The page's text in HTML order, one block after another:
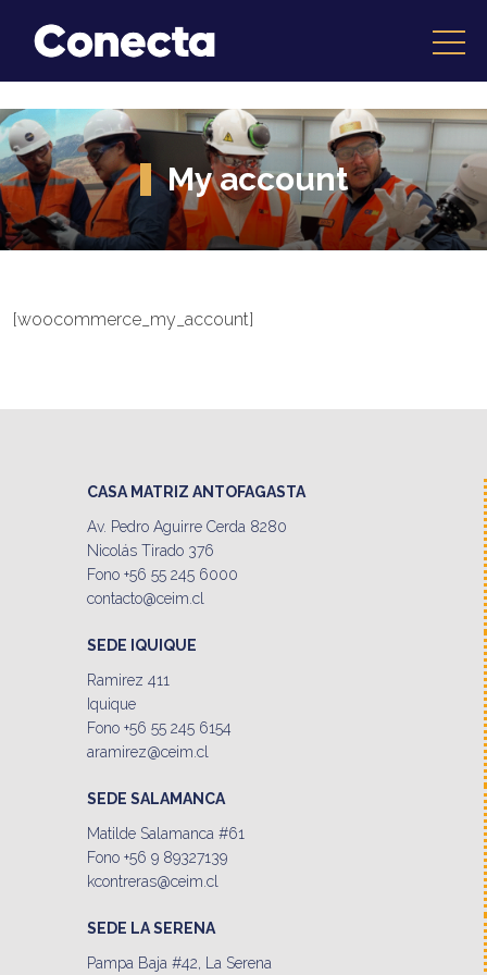
My account
[woocommerce_my_account]
CASA MATRIZ ANTOFAGASTA
Av. Pedro Aguirre Cerda 8280
Nicolás Tirado 376
Fono +56 55 245 6000
contacto@ceim.cl
SEDE IQUIQUE
Ramirez 411
Iquique
Fono +56 55 245 6154
aramirez@ceim.cl
SEDE SALAMANCA
Matilde Salamanca #61
Fono +56 9 89327139
kcontreras@ceim.cl
SEDE LA SERENA
Pampa Baja #42, La Serena